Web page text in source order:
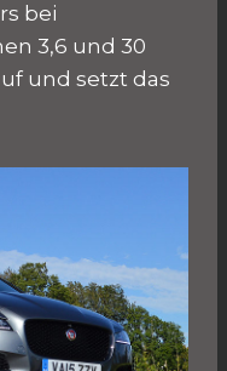
bei
3,6 und 30
und setzt das